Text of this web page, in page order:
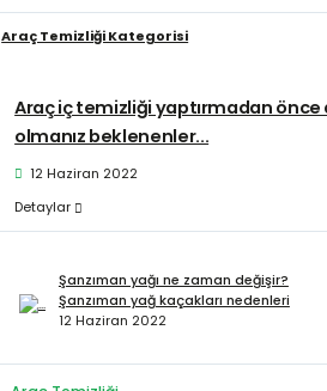
Araç Temizliği Kategorisi
Araç iç temizliği yaptırmadan
olmanız beklenenler...
12 Haziran 2022
Detaylar
Şanzıman yağı ne zaman değişir?
Şanzıman yağ kaçakları nedenleri
12 Haziran 2022